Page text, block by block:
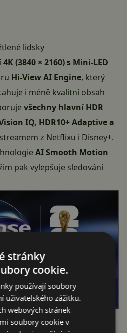
lidsky
(3840 × 2160) s Mini-LED
Hi-View AI Engine, který
i méně kvalitní obsah
všechny hlavní HDR
IQ, HDR10+ Adaptive a
z Netflixu i Disney+.
AI Smooth Motion
pak vylepšuje sledování
stránky
cookie.
používají soubory
uživatelského zážitku.
webových stránek
soubory cookie v